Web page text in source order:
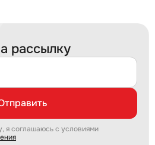
рассылку
я соглашаюсь с условиями